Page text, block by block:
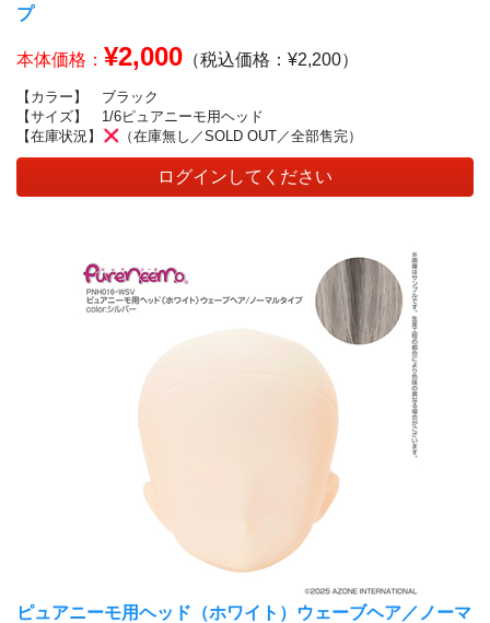
プ
本体価格： ¥2,000 （税込価格：¥2,200）
【カラー】
ブラック
【サイズ】
1/6ピュアニーモ用ヘッド
【在庫状況】
（在庫無し／SOLD OUT／全部售完）
ログインしてください
ピュアニーモ用ヘッド（ホワイト）ウェーブヘア／ノーマ